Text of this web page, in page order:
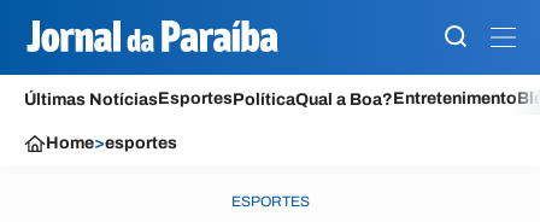
Últimas NotíciasEsportesPolíticaQual a Boa?Entretenimento
Home>esportes
ESPORTES